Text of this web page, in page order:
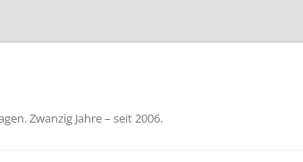
Zwanzig Jahre – seit 2006.